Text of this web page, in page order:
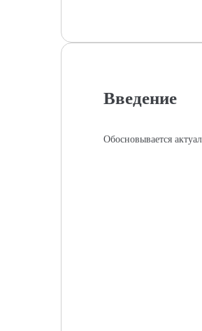
Введение
Обосновывается